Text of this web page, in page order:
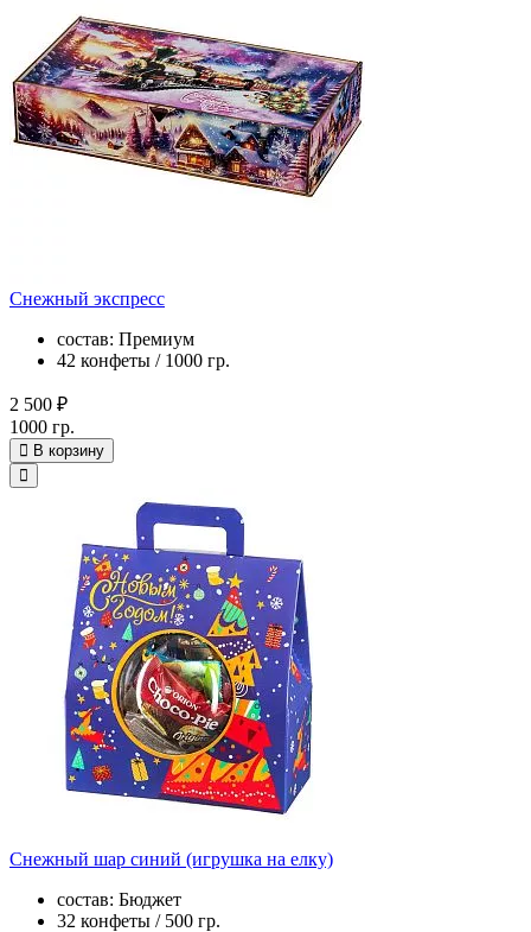
Снежный экспресс
состав: Премиум
42 конфеты / 1000 гр.
2 500 ₽
1000 гр.
В корзину
Снежный шар синий (игрушка на елку)
состав: Бюджет
32 конфеты / 500 гр.